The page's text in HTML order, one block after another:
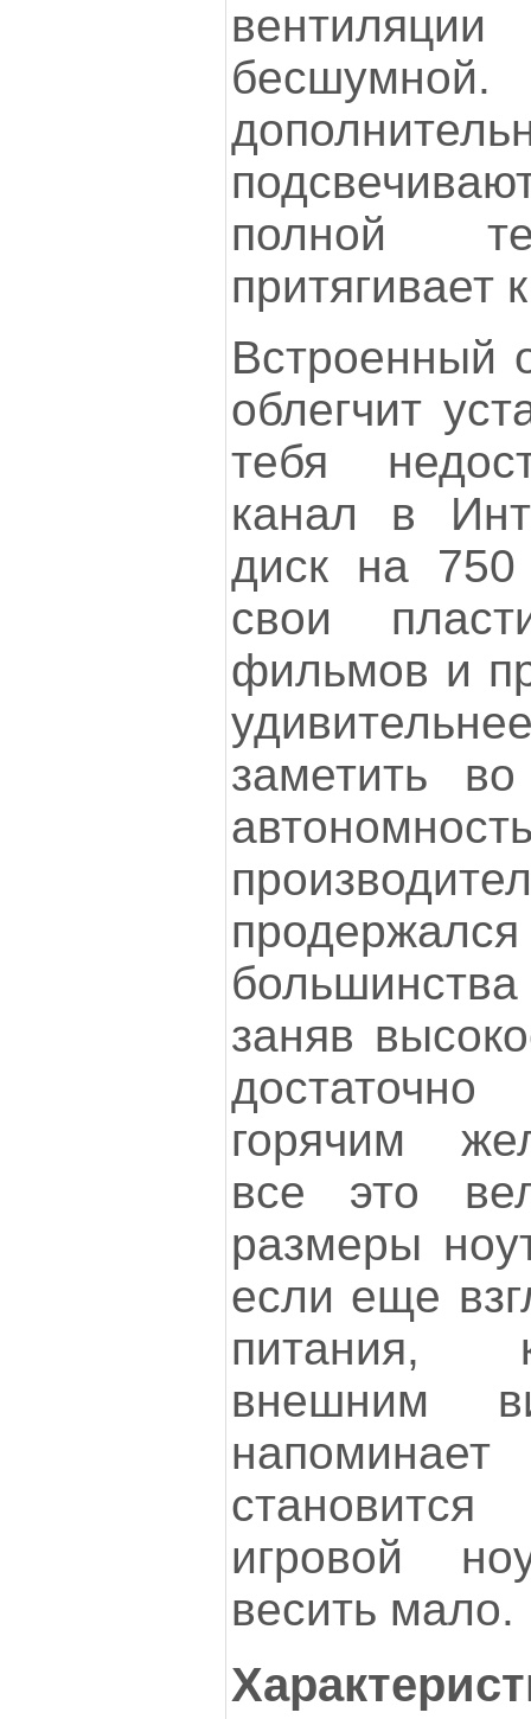
полной
притягивает
Встроенный
облегчит
тебя
канал в
диск на
свои
фильмов и
заметить
заняв
горячим
все это
размеры
если еще
питания,
внешним
игровой
весить мало.